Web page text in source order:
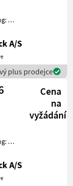
2
A/S
plus prodejce
Cena
na
vyžádání
2
A/S